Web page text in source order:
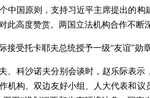
中国原则，支持习近平主席提出的
此高度赞赏。两国立法机构合作不断
接受托卡耶夫总统授予一级“友谊”勋章
、科沙诺夫分别会谈时，赵乐际表
机构、双边友好小组、人大代表和